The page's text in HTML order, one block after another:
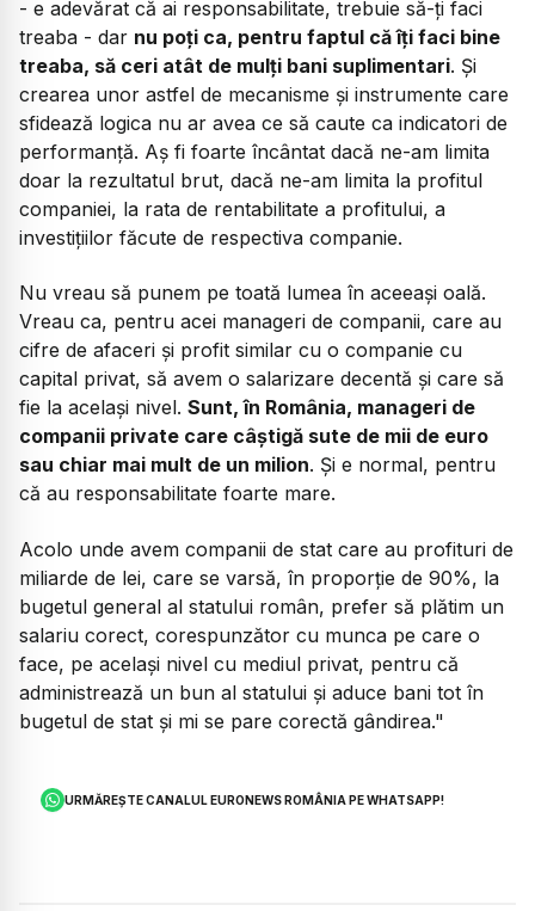
- e adevărat că ai responsabilitate, trebuie să-ți faci
treaba - dar nu poți ca, pentru faptul că îți faci bine
treaba, să ceri atât de mulți bani suplimentari. Și
crearea unor astfel de mecanisme și instrumente care
sfidează logica nu ar avea ce să caute ca indicatori de
performanță. Aș fi foarte încântat dacă ne-am limita
doar la rezultatul brut, dacă ne-am limita la profitul
companiei, la rata de rentabilitate a profitului, a
investițiilor făcute de respectiva companie.
Nu vreau să punem pe toată lumea în aceeași oală.
Vreau ca, pentru acei manageri de companii, care au
cifre de afaceri și profit similar cu o companie cu
capital privat, să avem o salarizare decentă și care să
fie la același nivel. Sunt, în România, manageri de
companii private care câștigă sute de mii de euro
sau chiar mai mult de un milion. Și e normal, pentru
că au responsabilitate foarte mare.
Acolo unde avem companii de stat care au profituri de
miliarde de lei, care se varsă, în proporție de 90%, la
bugetul general al statului român, prefer să plătim un
salariu corect, corespunzător cu munca pe care o
face, pe același nivel cu mediul privat, pentru că
administrează un bun al statului și aduce bani tot în
bugetul de stat și mi se pare corectă gândirea."
URMĂREȘTE CANALUL EURONEWS ROMÂNIA PE WHATSAPP!